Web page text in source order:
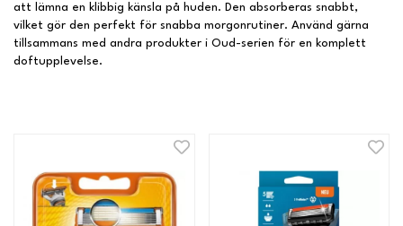
att lämna en klibbig känsla på huden. Den absorberas snabbt,
vilket gör den perfekt för snabba morgonrutiner. Använd gärna
tillsammans med andra produkter i Oud-serien för en komplett
doftupplevelse.